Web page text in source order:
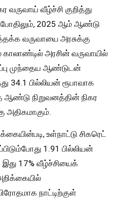
வருவாய் வீழ்ச்சி குறித்து
2025 ஆம் ஆண்டு
வருவாயை அரசுக்கு
காலாண்டில் அரசின் வருவாயில்
முந்தைய ஆண்டுடன்
34.1 பில்லியன் ரூபாவாக
நிறுவனத்தின் நிகர
அதிகமாகும்.
உள்நாட்டு சிகரெட்
1.91 பில்லியன்
17% வீழ்ச்சியைக்
நாட்டிற்குள்